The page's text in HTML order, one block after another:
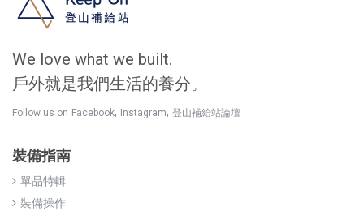
We love what we built.
戶外就是我們生活的養分。
Follow us on Facebook, Instagram, 登山補給站論壇
裝備指南
單品特輯
裝備操作